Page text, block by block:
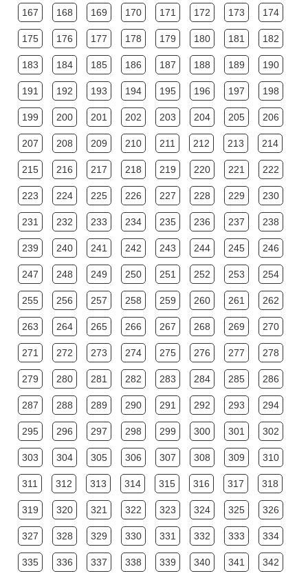
167 168 169 170 171 172 173 174
175 176 177 178 179 180 181 182
183 184 185 186 187 188 189 190
191 192 193 194 195 196 197 198
199 200 201 202 203 204 205 206
207 208 209 210 211 212 213 214
215 216 217 218 219 220 221 222
223 224 225 226 227 228 229 230
231 232 233 234 235 236 237 238
239 240 241 242 243 244 245 246
247 248 249 250 251 252 253 254
255 256 257 258 259 260 261 262
263 264 265 266 267 268 269 270
271 272 273 274 275 276 277 278
279 280 281 282 283 284 285 286
287 288 289 290 291 292 293 294
295 296 297 298 299 300 301 302
303 304 305 306 307 308 309 310
311 312 313 314 315 316 317 318
319 320 321 322 323 324 325 326
327 328 329 330 331 332 333 334
335 336 337 338 339 340 341 342